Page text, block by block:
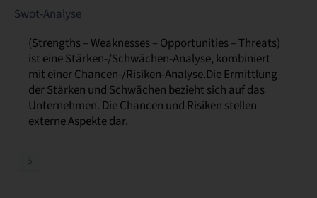
Swot-Analyse
(Strengths – Weaknesses – Opportunities – Threats)
ist eine Stärken-/Schwächen-Analyse, kombiniert
mit einer Chancen-/Risiken-Analyse.Die Ermittlung
der Stärken und Schwächen bezieht sich auf das
Unternehmen. Die Chancen und Risiken stellen
externe Aspekte dar.
S